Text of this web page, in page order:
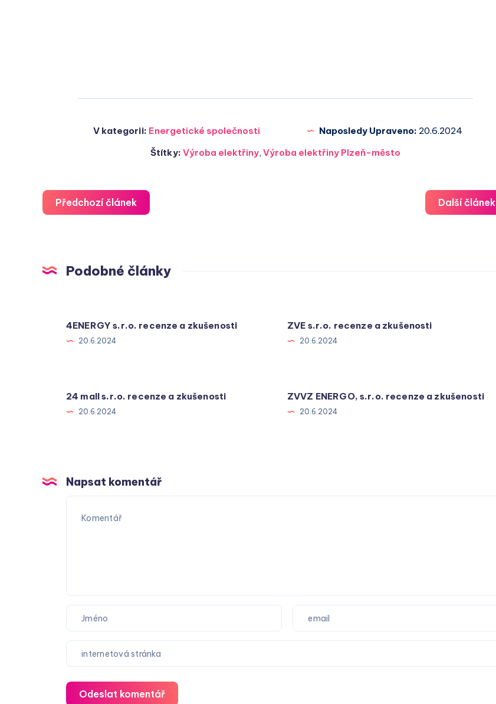
V kategorii: Energetické společnosti Naposledy Upraveno: 20.6.2024
Štítky:Výroba elektřiny,Výroba elektřiny Plzeň-město
Předchozí článek Další článek
Podobné články
4ENERGY s.r.o. recenze a zkušenosti
20.6.2024
ZVE s.r.o. recenze a zkušenosti
20.6.2024
24 mall s.r.o. recenze a zkušenosti
20.6.2024
ZVVZ ENERGO, s.r.o. recenze a zkušenosti
20.6.2024
Napsat komentář
Odeslat komentář